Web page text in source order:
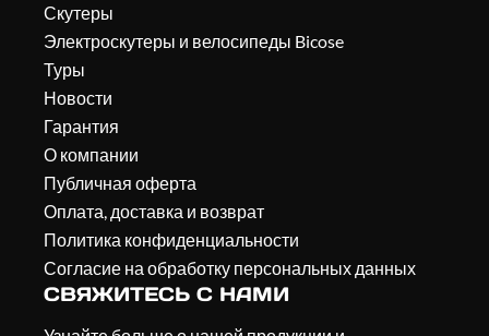
Скутеры
Электроскутеры и велосипеды Bicose
Туры
Новости
Гарантия
О компании
Публичная оферта
Оплата, доставка и возврат
Политика конфиденциальности
Согласие на обработку персональных данных
СВЯЖИТЕСЬ С НАМИ